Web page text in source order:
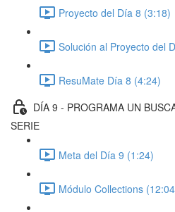
Proyecto del Día 8 (3:18)
Solución al Proyecto del
ResuMate Día 8 (4:24)
DÍA 9 - PROGRAMA UN
SERIE
Meta del Día 9 (1:24)
Módulo Collections